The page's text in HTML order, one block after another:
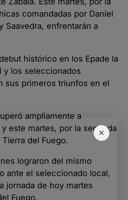
×
comandadas por Daniel
Saavedra, enfrentarán a
histórico en los Epade la
y los seleccionados
sus primeros triunfos en el
ampliamente a
este martes, por la segunda
del Fuego.
lograron del mismo
ante el seleccionado local,
jornada de hoy martes
Fuego.